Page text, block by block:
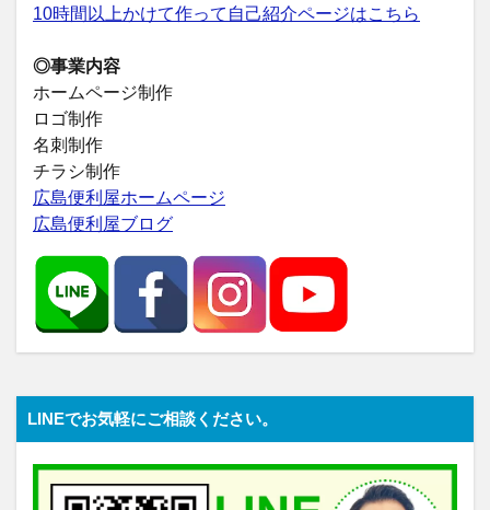
10時間以上かけて作って自己紹介ページはこちら
◎事業内容
ホームページ制作
ロゴ制作
名刺制作
チラシ制作
広島便利屋ホームページ
広島便利屋ブログ
LINEでお気軽にご相談ください。